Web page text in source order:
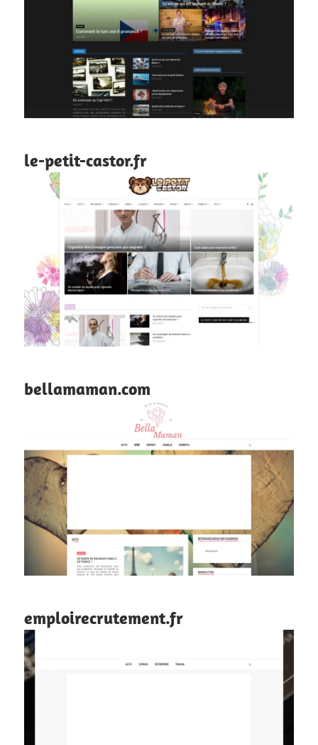
le-petit-castor.fr
bellamaman.com
emploirecrutement.fr